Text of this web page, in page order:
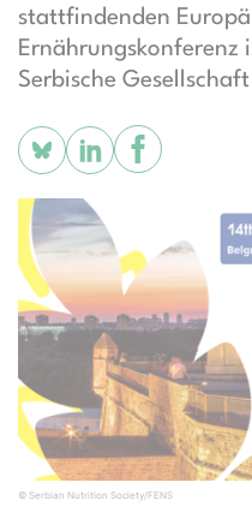
stattfindenden
Ernährungskonferenz
Serbische
© Serbian Nutrition Society/FENS